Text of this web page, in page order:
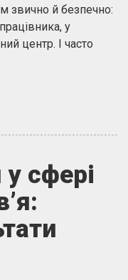
звично й безпечно:
у
центр. І часто
у сфері